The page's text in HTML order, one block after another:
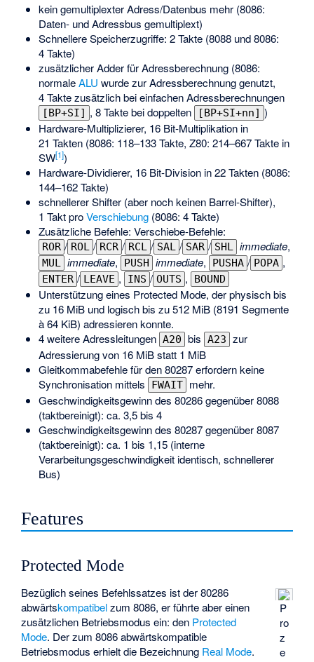
kein gemultiplexter Adress/Datenbus mehr (8086:
Daten- und Adressbus gemultiplext)
Schnellere Speicherzugriffe: 2 Takte (8088 und 8086:
4 Takte)
zusätzlicher Adder für Adressberechnung (8086:
normaleALU wurde zur Adressberechnung genutzt,
4 Takte zusätzlich bei einfachen Adressberechnungen
[BP+SI] , 8 Takte bei doppelten [BP+SI+nn] )
Hardware-Multiplizierer, 16 Bit-Multiplikation in
21 Takten (8086: 118–133 Takte, Z80: 214–667 Takte in
SW[1])
Hardware-Dividierer, 16 Bit-Division in 22 Takten (8086:
144–162 Takte)
schnellerer Shifter (aber noch keinen Barrel-Shifter),
1 Takt proVerschiebung(8086: 4 Takte)
Zusätzliche Befehle: Verschiebe-Befehle:
ROR / ROL / RCR / RCL / SAL / SAR / SHL immediate,
MUL immediate, PUSH immediate, PUSHA / POPA ,
ENTER / LEAVE , INS / OUTS , BOUND
Unterstützung eines Protected Mode, der physisch bis
zu 16 MiB und logisch bis zu 512 MiB (8191 Segmente
à 64 KiB) adressieren konnte.
4 weitere Adressleitungen A20 bis A23 zur
Adressierung von 16 MiB statt 1 MiB
Gleitkommabefehle für den 80287 erfordern keine
Synchronisation mittels
FWAIT mehr.
Geschwindigkeitsgewinn des 80286 gegenüber 8088
(taktbereinigt): ca. 3,5 bis 4
Geschwindigkeitsgewinn des 80287 gegenüber 8087
(taktbereinigt): ca. 1 bis 1,15 (interne
Verarbeitungsgeschwindigkeit identisch, schnellerer
Bus)
Features
Protected Mode
P
ro
z
e
Bezüglich seines Befehlssatzes ist der 80286
abwärtskompatibelzum 8086, er führte aber einen
zusätzlichen Betriebsmodus ein: den Protected
Mode. Der zum 8086 abwärtskompatible
Betriebsmodus erhielt die Bezeichnung Real Mode.